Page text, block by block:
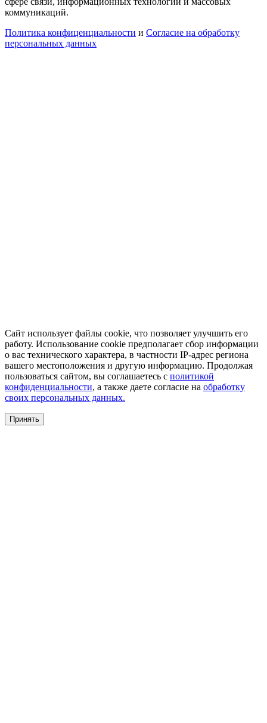
коммуникаций.
Политика конфиценциальности и Согласие на обработку
персональных данных
Сайт использует файлы cookie, что позволяет улучшить его
работу. Использование cookie предполагает сбор информации
о вас технического характера, в частности IP-адрес региона
вашего местоположения и другую информацию. Продолжая
пользоваться сайтом, вы соглашаетесь с политикой
конфиденциальности, а также даете согласие на обработку
своих персональных данных.
Принять